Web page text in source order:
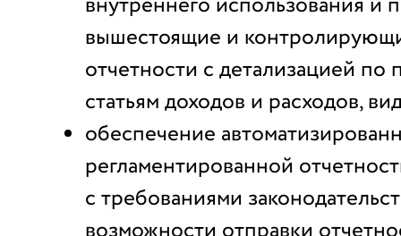
вышестоящие и
отчетности с детализацией по
статьям доходов и расходов,
обеспечение
регламентированной
с требованиями